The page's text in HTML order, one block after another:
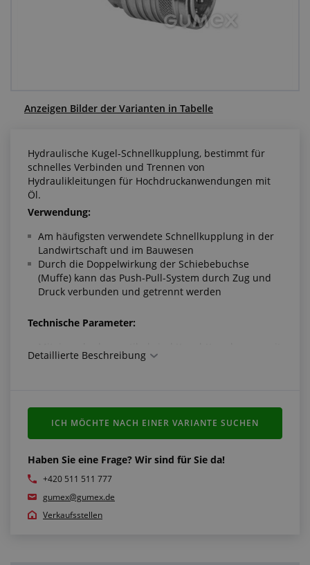
Anzeigen Bilder der Varianten in Tabelle
Hydraulische Kugel-Schnellkupplung, bestimmt für
schnelles Verbinden und Trennen von
Hydraulikleitungen für Hochdruckanwendungen mit
Öl.
Verwendung:
Am häufigsten verwendete Schnellkupplung in der
Landwirtschaft und im Bauwesen
Durch die Doppelwirkung der Schiebebuchse
(Muffe) kann das Push-Pull-System durch Zug und
Druck verbunden und getrennt werden
Technische Parameter:
der gleichen DN
Dichtung: NBR
Material: Stahl
Arbeitstemperatur: -25 °C/+100 °C
Erfüllt die Normen:
ISO 7241-1 A
Detaillierte Beschreibung
Haben Sie eine Frage? Wir sind für Sie da!
+420 511 511 777
gumex@gumex.de
Verkaufsstellen
ICH MÖCHTE NACH EINER VARIANTE SUCHEN